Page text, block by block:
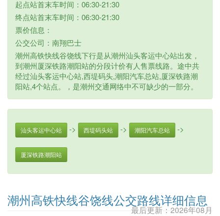
起点站首末车时间：06:30-21:30
终点站首末车时间：06:30-21:30
票价信息：
公交公司：南翔巴士
潮州高铁快线谷饶线下行是从潮州汕头客运中心站出发，
到潮州厦深铁路潮阳站的分段计价有人售票线路。途中共
经过汕头客运中心站,西堤码头,潮阳汽车总站,厦深铁路潮
阳站,4个站点。，是潮州交通网络中不可缺少的一部分。
汕头客运中心站 -> 西堤码头站 -> 潮阳汽车总站 ->
厦深铁路潮阳站
潮州高铁快线谷饶线公交路线详细信息
最后更新：2026年08月